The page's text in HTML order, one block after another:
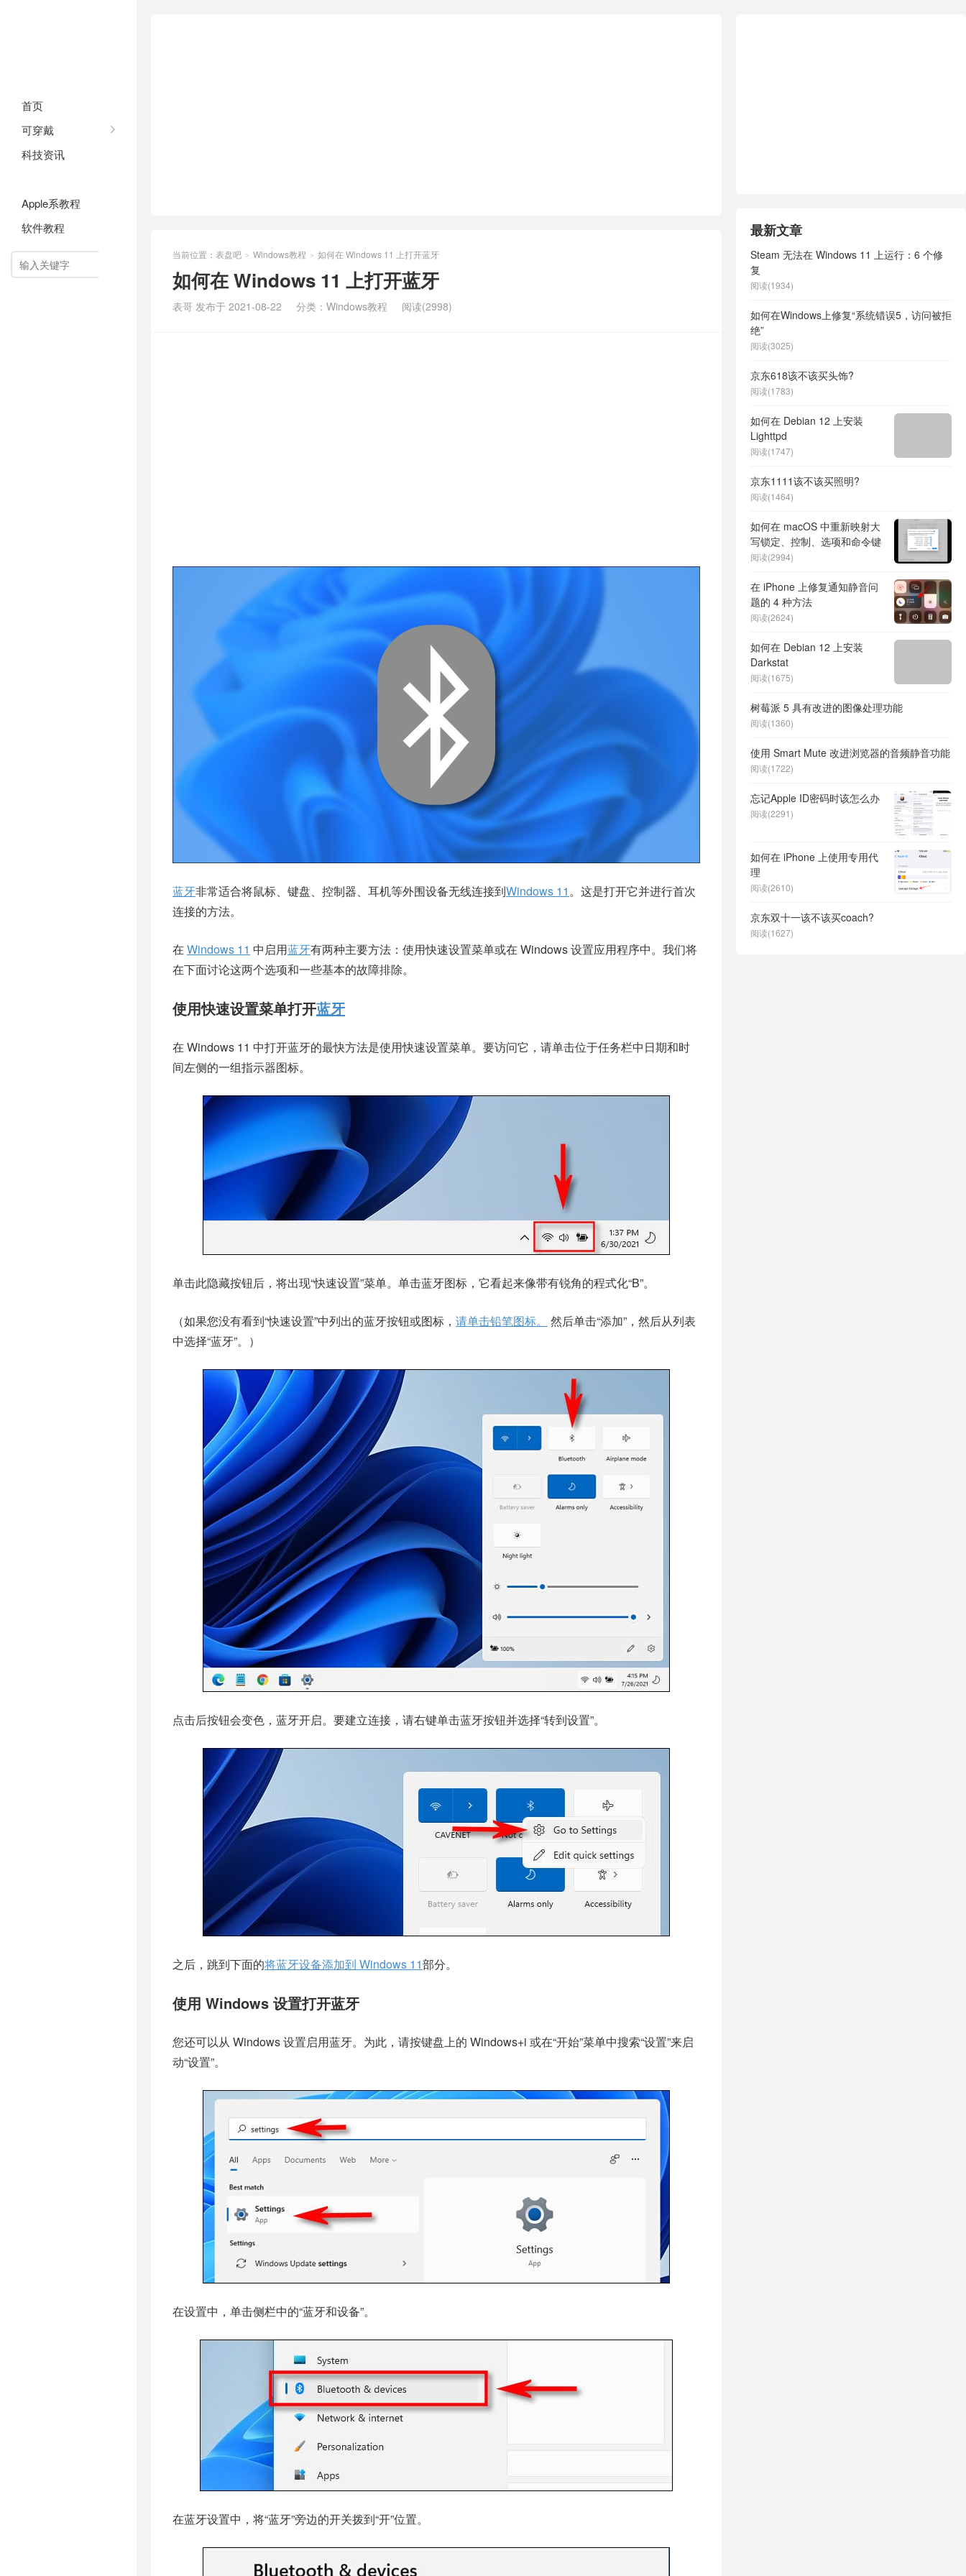
首页
可穿戴
科技资讯
Apple系教程
软件教程
当前位置： 表盘吧 > Windows教程 > 如何在 Windows 11 上打开蓝牙
如何在 Windows 11 上打开蓝牙
表哥 发布于 2021-08-22 分类： Windows教程 阅读(2998)
蓝牙非常适合将鼠标、键盘、控制器、耳机等外围设备无线连接到Windows 11。这是打开它并进行首次
连接的方法。
在 Windows 11 中启用蓝牙有两种主要方法：使用快速设置菜单或在 Windows 设置应用程序中。我们将
在下面讨论这两个选项和一些基本的故障排除。
使用快速设置菜单打开蓝牙
在 Windows 11 中打开蓝牙的最快方法是使用快速设置菜单。要访问它，请单击位于任务栏中日期和时
间左侧的一组指示器图标。
单击此隐藏按钮后，将出现“快速设置”菜单。单击蓝牙图标，它看起来像带有锐角的程式化“B”。
（如果您没有看到“快速设置”中列出的蓝牙按钮或图标， 请单击铅笔图标。
然后单击“添加”，然后从列表
中选择“蓝牙”。）
点击后按钮会变色，蓝牙开启。要建立连接，请右键单击蓝牙按钮并选择“转到设置”。
之后，跳到下面的将蓝牙设备添加到 Windows 11部分。
使用 Windows 设置打开蓝牙
您还可以从 Windows 设置启用蓝牙。为此，请按键盘上的 Windows+i 或在“开始”菜单中搜索“设置”来启
动“设置”。
在设置中，单击侧栏中的“蓝牙和设备”。
在蓝牙设置中，将“蓝牙”旁边的开关拨到“开”位置。
最新文章
Steam 无法在 Windows 11 上运行：6 个修
复
阅读(1934)
如何在Windows上修复“系统错误5，访问被拒
绝”
阅读(3025)
京东618该不该买头饰?
阅读(1783)
如何在 Debian 12 上安装
Lighttpd
阅读(1747)
京东1111该不该买照明?
阅读(1464)
如何在 macOS 中重新映射大
写锁定、控制、选项和命令键
阅读(2994)
在 iPhone 上修复通知静音问
题的 4 种方法
阅读(2624)
如何在 Debian 12 上安装
Darkstat
阅读(1675)
树莓派 5 具有改进的图像处理功能
阅读(1360)
使用 Smart Mute 改进浏览器的音频静音功能
阅读(1722)
忘记Apple ID密码时该怎么办
阅读(2291)
如何在 iPhone 上使用专用代
理
阅读(2610)
京东双十一该不该买coach?
阅读(1627)